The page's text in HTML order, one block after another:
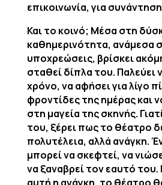
επικοινωνία, για
Και το κοινό; Μέσα στη
καθημερινότητα, ανάμεσα
υποχρεώσεις, βρίσκει
σταθεί δίπλα του. Παλεύει
χρόνο, να αφήσει για λίγο
φροντίδες της ημέρας και
στη μαγεία της σκηνής.
του, ξέρει πως το θέατρο
πολυτέλεια, αλλά ανάγκη.
μπορεί να σκεφτεί, να
να ξαναβρεί τον εαυτό του.
αυτή η ανάγκη, το θέατρο